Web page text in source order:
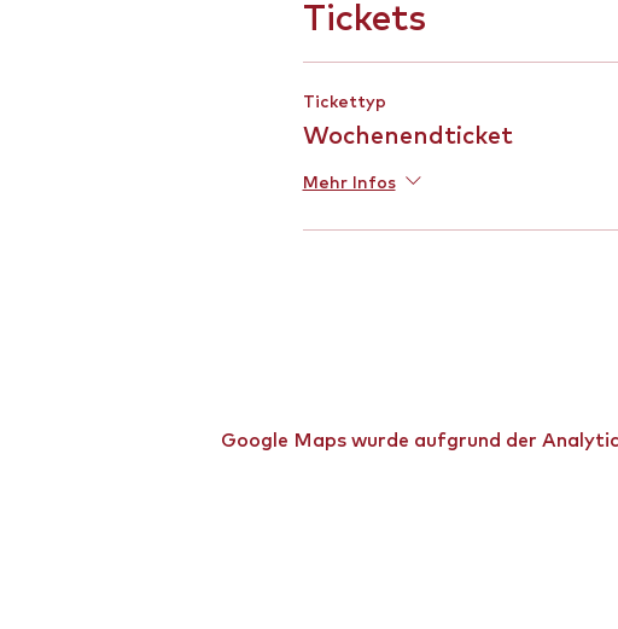
Tickets
Tickettyp
Wochenendticket
Mehr Infos
Google Maps wurde aufgrund der